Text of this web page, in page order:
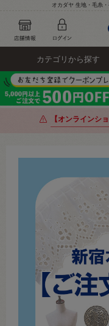
オカダヤ 生地・毛糸
カテゴリから探す
【オンラインシ